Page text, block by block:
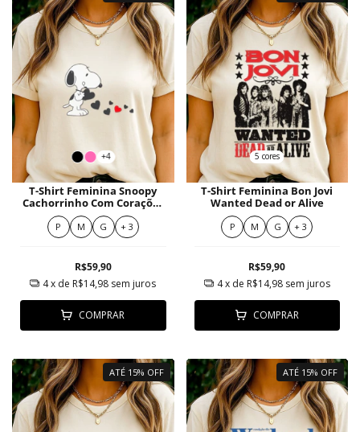
+4
T-Shirt Feminina Snoopy
Cachorrinho Com Corações
Vermelho Minimalista
P M G + 3
R$59,90
4x de R$14,98 sem juros
COMPRAR
5 cores
T-Shirt Feminina Bon Jovi
Wanted Dead or Alive
P M G + 3
R$59,90
4x de R$14,98 sem juros
COMPRAR
ATÉ 15% OFF ATÉ 15% OFF